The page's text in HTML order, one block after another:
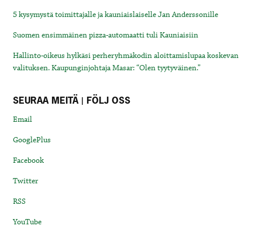
5 kysymystä toimittajalle ja kauniaislaiselle Jan Anderssonille
Suomen ensimmäinen pizza-automaatti tuli Kauniaisiin
Hallinto-oikeus hylkäsi perheryhmäkodin aloittamislupaa koskevan
valituksen. Kaupunginjohtaja Masar: “Olen tyytyväinen.”
SEURAA MEITÄ | FÖLJ OSS
Email
GooglePlus
Facebook
Twitter
RSS
YouTube